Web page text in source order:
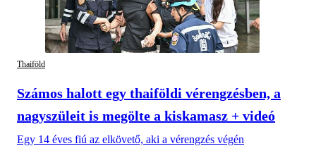
Thaiföld
Számos halott egy thaiföldi vérengzésben, a
nagyszüleit is megölte a kiskamasz + videó
Egy 14 éves fiú az elkövető, aki a vérengzés végén